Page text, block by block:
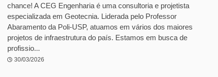
chance! A CEG Engenharia é uma consultoria e projetista
especializada em Geotecnia. Liderada pelo Professor
Abaramento da Poli-USP, atuamos em vários dos maiores
projetos de infraestrutura do país. Estamos em busca de
profissio...
30/03/2026